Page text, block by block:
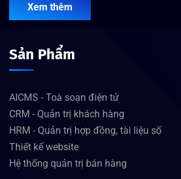
Xem thêm
Sản Phẩm
AICMS - Toà soạn điện tử
CRM - Quản trị khách hàng
HRM - Quản trị hợp đồng, tài liệu số
Thiết kế website
Hệ thống quản trị bán hàng